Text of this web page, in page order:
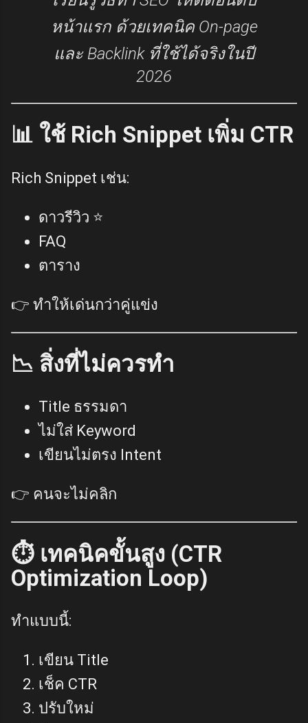
หน้าแรก ด้วยเทคนิค On-page
และ Backlink ที่ใช้ได้จริงในปี
2026
📊 ใช้ Rich Snippet เพิ่ม CTR
Rich Snippet เช่น:
ดาวรีวิว ⭐
FAQ
ตาราง
👉 ทำให้เด่นกว่าคู่แข่ง
📉 สิ่งที่ไม่ควรทำ
Title ธรรมดา
ไม่ใส่ Keyword
เขียนไม่ตรง Intent
👉 คนจะไม่คลิก
⏱️ เทคนิคขั้นสูง (CTR
Optimization Loop)
ทำแบบนี้:
เขียน Title
เช็ค CTR
ปรับใหม่